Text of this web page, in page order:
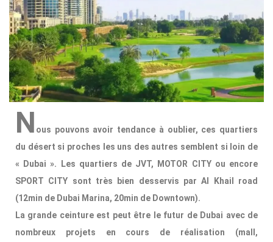
N ous pouvons avoir tendance à oublier, ces quartiers
du désert si proches les uns des autres semblent si loin de
« Dubai ». Les quartiers de JVT, MOTOR CITY ou encore
SPORT CITY sont très bien desservis par Al Khail road
(12min de Dubai Marina, 20min de Downtown).
La grande ceinture est peut être le futur de Dubai avec de
nombreux projets en cours de réalisation (mall,